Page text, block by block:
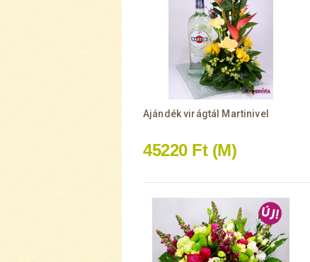
Ajándék virágtál Martinivel
45220 Ft (M)